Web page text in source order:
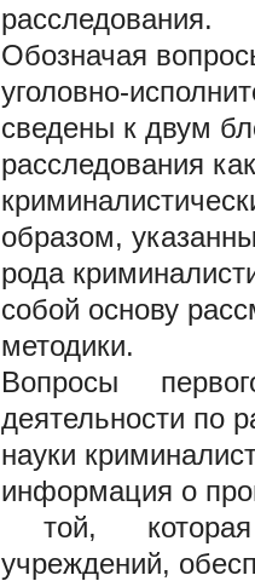
расследования.
Обозначая
уголовно-
сведены к двум
расследования
образом,
рода
собой основу
методики.
Вопросы
деятельности по
науки
информация о
той, которая
учреждений,